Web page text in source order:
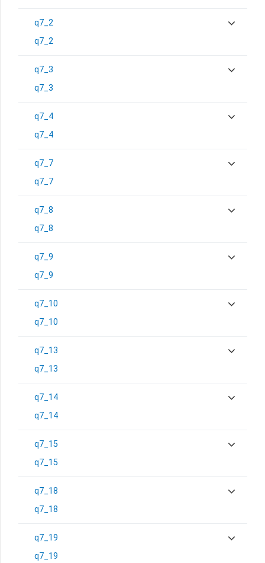
q7_2
q7_2
q7_3
q7_3
q7_4
q7_4
q7_7
q7_7
q7_8
q7_8
q7_9
q7_9
q7_10
q7_10
q7_13
q7_13
q7_14
q7_14
q7_15
q7_15
q7_18
q7_18
q7_19
q7_19